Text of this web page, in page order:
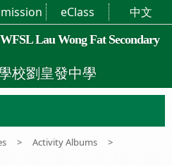
Lau Wong Fat Secondary
校劉皇發中學
eClass 中文
> Activity Albums
>